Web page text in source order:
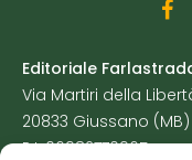
Editoriale
Via Martiri della
20833 Giussano (MB)
P.I. 06982770965